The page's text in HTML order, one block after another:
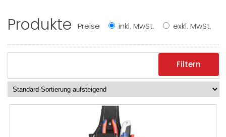
Produkte Preise inkl. MwSt. exkl. MwSt.
Filtern